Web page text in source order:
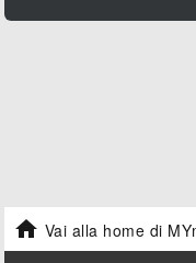
 Vai alla home di